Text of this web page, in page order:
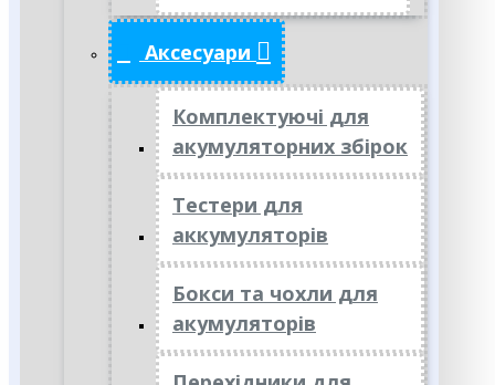
Аксесуари
Комплектуючі для
акумуляторних збірок
Тестери для
аккумуляторів
Бокси та чохли для
акумуляторів